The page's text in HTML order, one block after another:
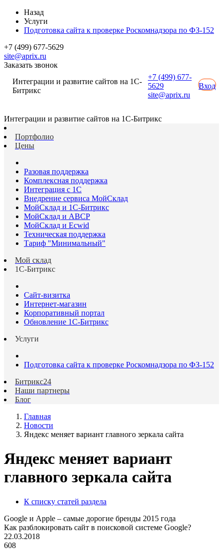
Назад
Услуги
Подготовка сайта к проверке Роскомнадзора по ФЗ-152
+7 (499) 677-5629
site@aprix.ru
Заказать звонок
Интеграции и развитие сайтов на 1С-
Битрикс
+7 (499) 677-
5629
site@aprix.ru
Вход
Интеграции и развитие сайтов на 1С-Битрикс
Портфолио
Цены
Разовая поддержка
Комплексная поддержка
Интеграция с 1С
Внедрение сервиса МойСклад
МойСклад и 1С-Битрикс
МойСклад и ABCP
МойСклад и Ecwid
Техническая поддержка
Тариф "Минимальный"
Мой склад
1С-Битрикс
Сайт-визитка
Интернет-магазин
Корпоративный портал
Обновление 1С-Битрикс
Услуги
Подготовка сайта к проверке Роскомнадзора по ФЗ-152
Битрикс24
Наши партнеры
Блог
Главная
Новости
Яндекс меняет вариант главного зеркала сайта
Яндекс меняет вариант
главного зеркала сайта
К списку статей раздела
Google и Apple – самые дорогие бренды 2015 года
Как разблокировать сайт в поисковой системе Google?
22.03.2018
608